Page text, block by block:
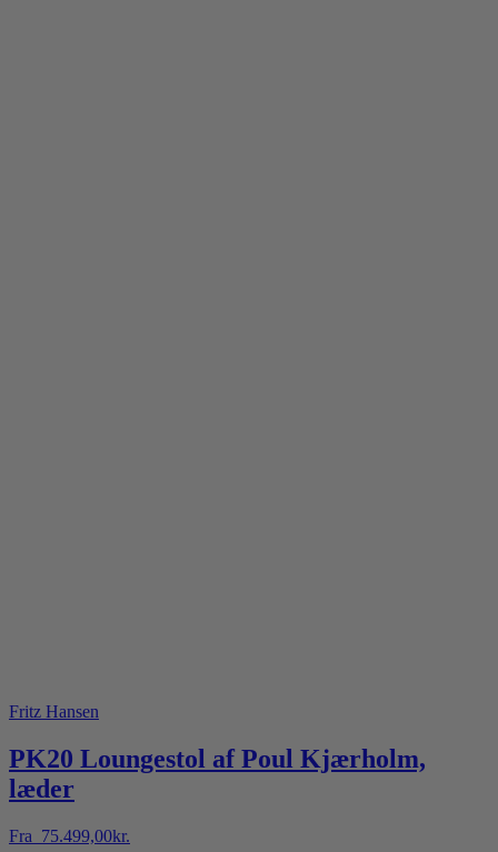
Fritz Hansen
PK20 Loungestol af Poul Kjærholm,
læder
Fra 75.499,00kr.